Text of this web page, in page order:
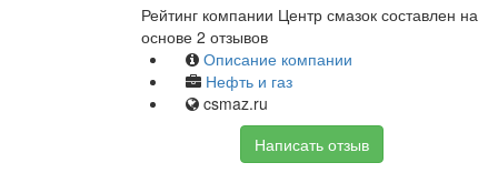
Рейтинг компании Центр смазок составлен на
основе 2 отзывов
Описание компании
Нефть и газ
csmaz.ru
Написать отзыв